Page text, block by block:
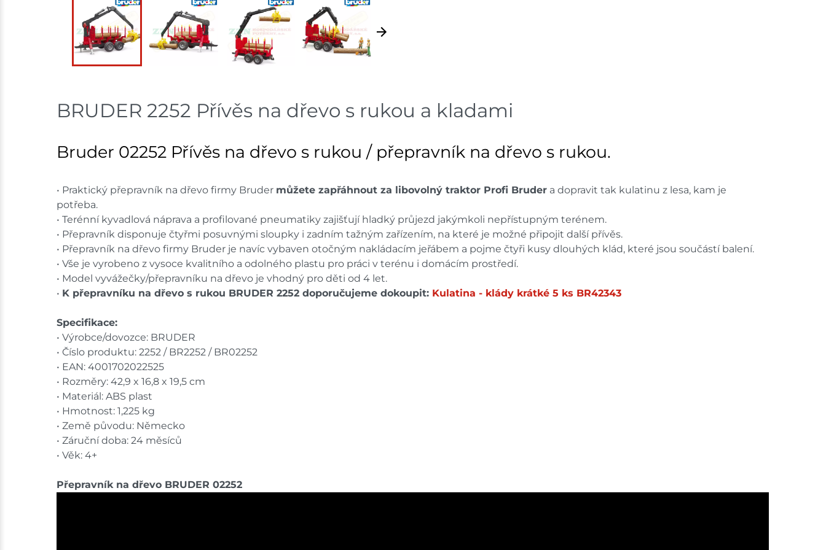
Skladové množství na prodejnách je pouze orientační.
BRUDER 2252 Přívěs na dřevo s rukou a kladami
Bruder 02252 Přívěs na dřevo s rukou / přepravník na dřevo s rukou.
• Praktický přepravník na dřevo firmy Bruder můžete zapřáhnout za libovolný traktor Profi Bruder a dopravit tak kulatinu z lesa, kam je
potřeba.
• Terénní kyvadlová náprava a profilované pneumatiky zajišťují hladký průjezd jakýmkoli nepřístupným terénem.
• Přepravník disponuje čtyřmi posuvnými sloupky i zadním tažným zařízením, na které je možné připojit další přívěs.
• Přepravník na dřevo firmy Bruder je navíc vybaven otočným nakládacím jeřábem a pojme čtyři kusy dlouhých klád, které jsou součástí balení.
• Vše je vyrobeno z vysoce kvalitního a odolného plastu pro práci v terénu i domácím prostředí.
• Model vyvážečky/přepravníku na dřevo je vhodný pro děti od 4 let.
• K přepravníku na dřevo s rukou BRUDER 2252 doporučujeme dokoupit: Kulatina - klády krátké 5 ks BR42343
Specifikace:
• Výrobce/dovozce: BRUDER
• Číslo produktu: 2252 / BR2252 / BR02252
• EAN: 4001702022525
• Rozměry: 42,9 x 16,8 x 19,5 cm
• Materiál: ABS plast
• Hmotnost: 1,225 kg
• Země původu: Německo
• Záruční doba: 24 měsíců
• Věk: 4+
Přepravník na dřevo BRUDER 02252